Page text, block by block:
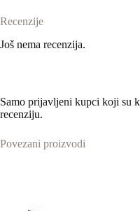
Recenzije
Još nema recenzija.
Samo prijavljeni kupci koji su
recenziju.
Povezani proizvodi